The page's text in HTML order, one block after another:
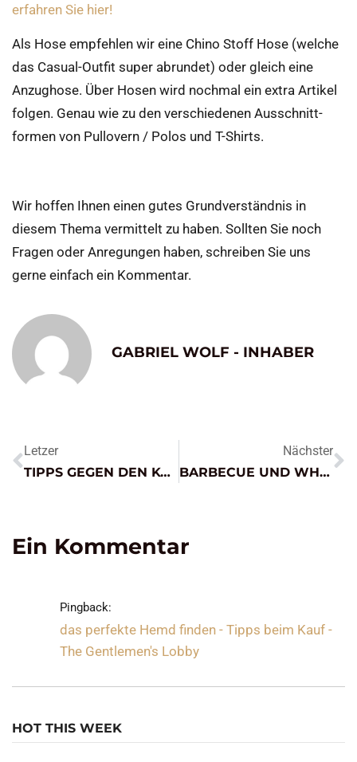
erfahren Sie hier!
Als Hose empfehlen wir eine Chino Stoff Hose (welche
das Casual-Outfit super abrundet) oder gleich eine
Anzughose. Über Hosen wird nochmal ein extra Artikel
folgen. Genau wie zu den verschiedenen Ausschnitt-
formen von Pullovern / Polos und T-Shirts.
Wir hoffen Ihnen einen gutes Grundverständnis in
diesem Thema vermittelt zu haben. Sollten Sie noch
Fragen oder Anregungen haben, schreiben Sie uns
gerne einfach ein Kommentar.
GABRIEL WOLF - INHABER
Letzer
TIPPS GEGEN DEN KATER: WAS TUN NACH ZU VIEL ALKOHOL?
Nächster
BARBECUE UND WHISKEY? (KNOB CREEK SMOKED MAPLE)
Ein Kommentar
Pingback:
das perfekte Hemd finden - Tipps beim Kauf -
The Gentlemen's Lobby
HOT THIS WEEK